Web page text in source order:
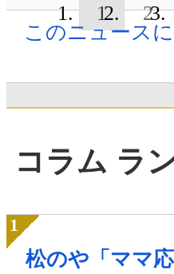
1 2
このニュース
コラム ラ
松のや「ママ